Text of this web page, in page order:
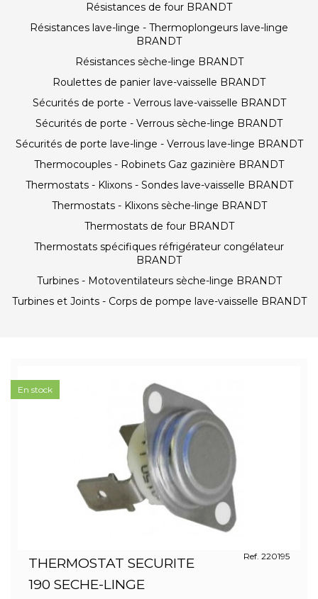
Résistances de four BRANDT
Résistances lave-linge - Thermoplongeurs lave-linge
BRANDT
Résistances sèche-linge BRANDT
Roulettes de panier lave-vaisselle BRANDT
Sécurités de porte - Verrous lave-vaisselle BRANDT
Sécurités de porte - Verrous sèche-linge BRANDT
Sécurités de porte lave-linge - Verrous lave-linge BRANDT
Thermocouples - Robinets Gaz gazinière BRANDT
Thermostats - Klixons - Sondes lave-vaisselle BRANDT
Thermostats - Klixons sèche-linge BRANDT
Thermostats de four BRANDT
Thermostats spécifiques réfrigérateur congélateur
BRANDT
Turbines - Motoventilateurs sèche-linge BRANDT
Turbines et Joints - Corps de pompe lave-vaisselle BRANDT
THERMOSTAT SECURITE
190 SECHE-LINGE
Ref. 220195
En stock